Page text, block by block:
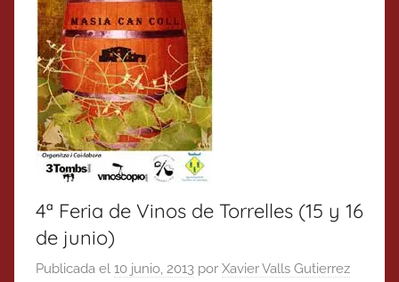
4ª Feria de Vinos de Torrelles (15 y 16
de junio)
Publicada el 10 junio, 2013 por Xavier Valls Gutierrez